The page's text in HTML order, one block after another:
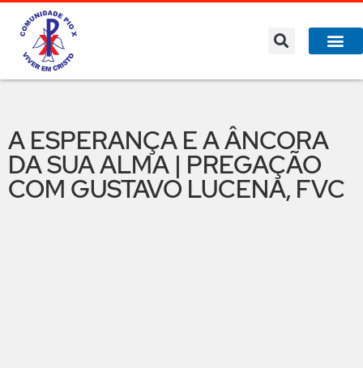
A ESPERANÇA E A ÂNCORA
DA SUA ALMA | PREGAÇÃO
COM GUSTAVO LUCENA, FVC